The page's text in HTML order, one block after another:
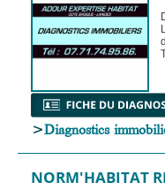
>Diagnostics
NORM'HABITAT